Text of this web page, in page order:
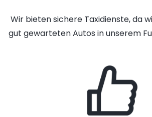
Wir bieten sichere Taxidienste, da
gut gewarteten Autos in unserem